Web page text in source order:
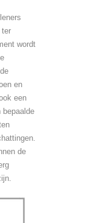
ter
wordt
en
een
bepaalde
de